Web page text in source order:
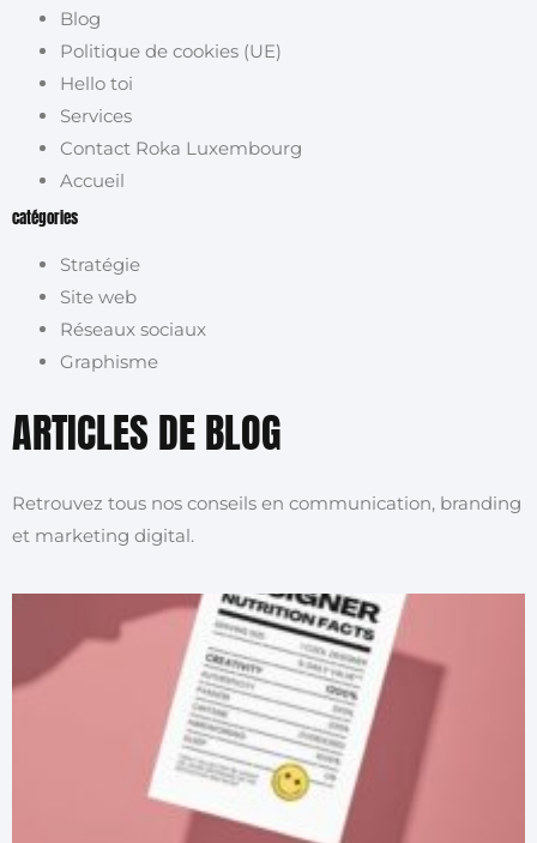
Blog
Politique de cookies (UE)
Hello toi
Services
Contact Roka Luxembourg
Accueil
catégories
Stratégie
Site web
Réseaux sociaux
Graphisme
ARTICLES DE BLOG
Retrouvez tous nos conseils en communication, branding
et marketing digital.